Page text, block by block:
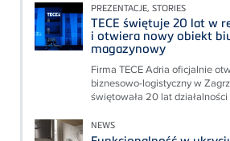
PREZENTACJE, STORIES
TECE świętuje 20 lat w
i otwiera nowy obiekt
magazynowy
Firma TECE Adria oficjalnie
biznesowo-logistyczny w
świętowała 20 lat
NEWS